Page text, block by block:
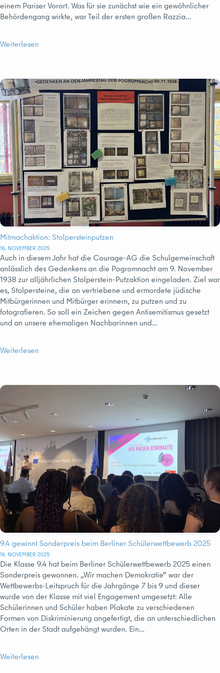
einem Pariser Vorort. Was für sie zunächst wie ein gewöhnlicher
Behördengang wirkte, war Teil der ersten großen Razzia…
Weiterlesen
Mitmachaktion: Stolpersteinputzen
16. NOVEMBER 2025
Auch in diesem Jahr hat die Courage-AG die Schulgemeinschaft
anlässlich des Gedenkens an die Pogromnacht am 9. November
1938 zur alljährlichen Stolperstein-Putzaktion eingeladen. Ziel war
es, Stolpersteine, die an vertriebene und ermordete jüdische
Mitbürgerinnen und Mitbürger erinnern, zu putzen und zu
fotografieren. So soll ein Zeichen gegen Antisemitismus gesetzt
und an unsere ehemaligen Nachbarinnen und…
Weiterlesen
9.4 gewinnt Sonderpreis beim Berliner Schülerwettbewerb 2025
16. NOVEMBER 2025
Die Klasse 9.4 hat beim Berliner Schülerwettbewerb 2025 einen
Sonderpreis gewonnen. „Wir machen Demokratie“ war der
Wettbewerbs-Leitspruch für die Jahrgänge 7 bis 9 und dieser
wurde von der Klasse mit viel Engagement umgesetzt: Alle
Schülerinnen und Schüler haben Plakate zu verschiedenen
Formen von Diskriminierung angefertigt, die an unterschiedlichen
Orten in der Stadt aufgehängt wurden. Ein…
Weiterlesen